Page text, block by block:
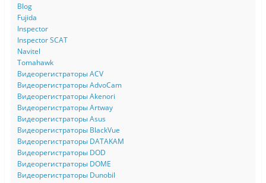
Blog
Fujida
Inspector
Inspector SCAT
Navitel
Tomahawk
Видеорегистраторы ACV
Видеорегистраторы AdvoCam
Видеорегистраторы Akenori
Видеорегистраторы Artway
Видеорегистраторы Asus
Видеорегистраторы BlackVue
Видеорегистраторы DATAKAM
Видеорегистраторы DOD
Видеорегистраторы DOME
Видеорегистраторы Dunobil